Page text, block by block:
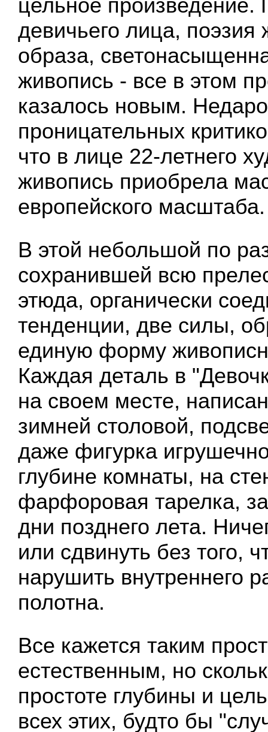
цельное произведение.
девичьего лица, поэзия
образа,
живопись - все в этом
казалось новым.
проницательных
что в лице 22-летнего
живопись приобрела
европейского масштаба.
В этой небольшой по
сохранившей всю
этюда, органически
тенденции, две силы,
единую форму
Каждая деталь в
на своем месте,
зимней столовой,
даже фигурка
глубине комнаты, на
фарфоровая тарелка,
дни позднего лета.
или сдвинуть без того,
нарушить внутреннего
полотна.
Все кажется таким
естественным, но
простоте глубины и
всех этих, будто бы